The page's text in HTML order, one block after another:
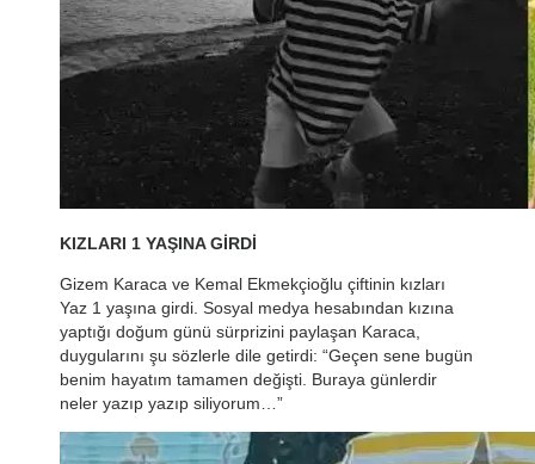
KIZLARI 1 YAŞINA GİRDİ
Gizem Karaca ve Kemal Ekmekçioğlu çiftinin kızları
Yaz 1 yaşına girdi. Sosyal medya hesabından kızına
yaptığı doğum günü sürprizini paylaşan Karaca,
duygularını şu sözlerle dile getirdi: “Geçen sene bugün
benim hayatım tamamen değişti. Buraya günlerdir
neler yazıp yazıp siliyorum…”